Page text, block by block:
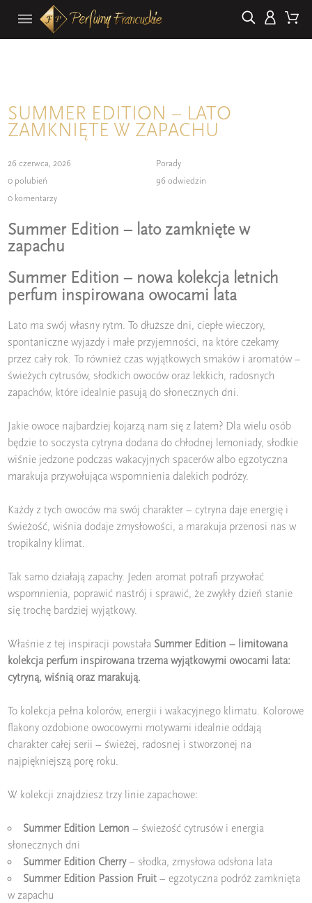
SUMMER EDITION – LATO
ZAMKNIĘTE W ZAPACHU
26 czerwca, 2026
Porady
0 polubień
96 odwiedzin
0 komentarzy
Summer Edition – lato zamknięte w
zapachu
Summer Edition – nowa kolekcja letnich
perfum inspirowana owocami lata
Lato ma swój własny rytm. To dłuższe dni, ciepłe wieczory,
spontaniczne wyjazdy i małe przyjemności, na które czekamy
przez cały rok. To również czas wyjątkowych smaków i aromatów –
świeżych cytrusów, słodkich owoców oraz lekkich, radosnych
zapachów, które idealnie pasują do słonecznych dni.
Jakie owoce najbardziej kojarzą nam się z latem? Dla wielu osób
będzie to soczysta cytryna dodana do chłodnej lemoniady, słodkie
wiśnie jedzone podczas wakacyjnych spacerów albo egzotyczna
marakuja przywołująca wspomnienia dalekich podróży.
Każdy z tych owoców ma swój charakter – cytryna daje energię i
świeżość, wiśnia dodaje zmysłowości, a marakuja przenosi nas w
tropikalny klimat.
Tak samo działają zapachy. Jeden aromat potrafi przywołać
wspomnienia, poprawić nastrój i sprawić, że zwykły dzień stanie
się trochę bardziej wyjątkowy.
Właśnie z tej inspiracji powstała Summer Edition – limitowana
kolekcja perfum inspirowana trzema wyjątkowymi owocami lata:
cytryną, wiśnią oraz marakują.
To kolekcja pełna kolorów, energii i wakacyjnego klimatu. Kolorowe
flakony ozdobione owocowymi motywami idealnie oddają
charakter całej serii – świeżej, radosnej i stworzonej na
najpiękniejszą porę roku.
W kolekcji znajdziesz trzy linie zapachowe:
Summer Edition Lemon – świeżość cytrusów i energia
słonecznych dni
Summer Edition Cherry– słodka, zmysłowa odsłona lata
Summer Edition Passion Fruit – egzotyczna podróż zamknięta
w zapachu